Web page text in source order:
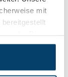
mit
Lager